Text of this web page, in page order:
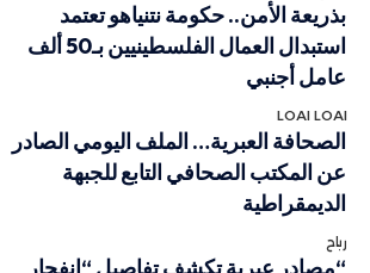
بذريعة الأمن.. حكومة نتنياهو تعتمد
استبدال العمال الفلسطينيين بـ50 ألف
عامل أجنبي
LOAI LOAI
الصحافة العبرية… الملف اليومي الصادر
عن المكتب الصحافي التابع للجبهة
الديمقراطية
رباح